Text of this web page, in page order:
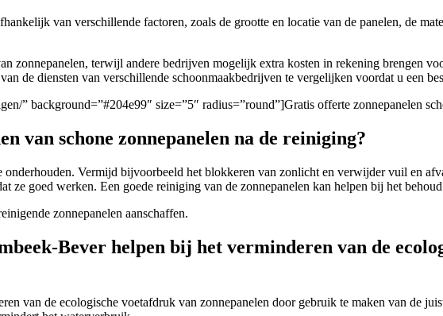
van verschillende factoren, zoals de grootte en locatie van de panelen, de
zonnepanelen, terwijl andere bedrijven mogelijk extra kosten in rekening brengen
de diensten van verschillende schoonmaakbedrijven te vergelijken voordat u een
” background=”#204e99″ size=”5″ radius=”round”]Gratis offerte zonnepanelen
van schone zonnepanelen na de reiniging?
Vermijd bijvoorbeeld het blokkeren van zonlicht en verwijder vuil en
ze goed werken. Een goede reiniging van de zonnepanelen kan helpen bij het
zonnepanelen aanschaffen.
Bever helpen bij het verminderen van de
van de ecologische voetafdruk van zonnepanelen door gebruik te maken van de